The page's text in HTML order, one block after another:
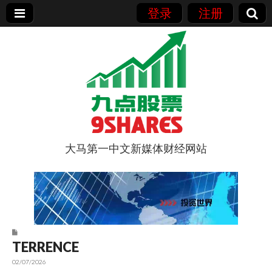
登录 注册
9点股票
大马第一中文新媒体财经网站
TERRENCE
02/07/2026